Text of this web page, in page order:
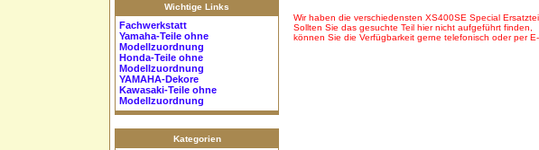
Wichtige Links
Fachwerkstatt
Yamaha-Teile ohne
Modellzuordnung
Honda-Teile ohne
Modellzuordnung
YAMAHA-Dekore
Kawasaki-Teile ohne
Modellzuordnung
Kategorien
Wir haben die verschiedensten XS400SE Special
Sollten Sie das gesuchte Teil hier nicht aufgeführt finden,
können Sie die Verfügbarkeit gerne telefonisch oder per E-